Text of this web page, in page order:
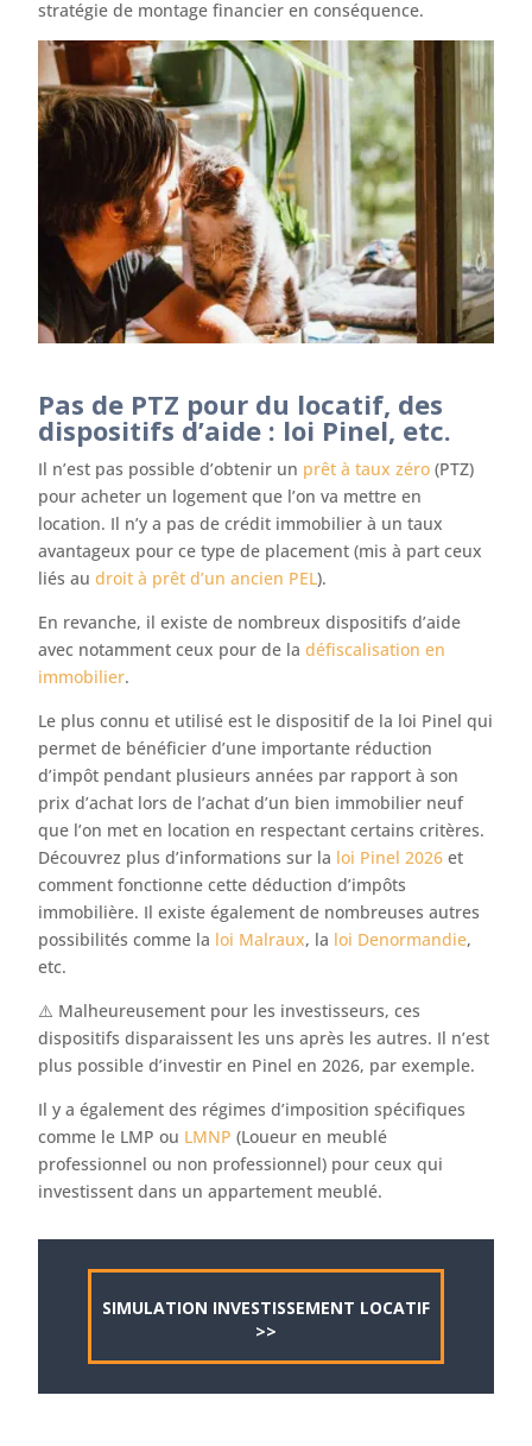
stratégie de montage financier en conséquence.
Pas de PTZ pour du locatif, des
dispositifs d’aide : loi Pinel, etc.
Il n’est pas possible d’obtenir un prêt à taux zéro (PTZ)
pour acheter un logement que l’on va mettre en
location. Il n’y a pas de crédit immobilier à un taux
avantageux pour ce type de placement (mis à part ceux
liés audroit à prêt d’un ancien PEL).
En revanche, il existe de nombreux dispositifs d’aide
avec notamment ceux pour de ladéfiscalisation en
immobilier.
Le plus connu et utilisé est le dispositif de la loi Pinel qui
permet de bénéficier d’une importante réduction
d’impôt pendant plusieurs années par rapport à son
prix d’achat lors de l’achat d’un bien immobilier neuf
que l’on met en location en respectant certains critères.
Découvrez plus d’informations sur la loi Pinel 2026 et
comment fonctionne cette déduction d’impôts
immobilière. Il existe également de nombreuses autres
possibilités comme la loi Malraux, la loi Denormandie,
etc.
⚠️ Malheureusement pour les investisseurs, ces
dispositifs disparaissent les uns après les autres. Il n’est
plus possible d’investir en Pinel en 2026, par exemple.
Il y a également des régimes d’imposition spécifiques
comme le LMP ou LMNP (Loueur en meublé
professionnel ou non professionnel) pour ceux qui
investissent dans un appartement meublé.
SIMULATION INVESTISSEMENT LOCATIF
>>